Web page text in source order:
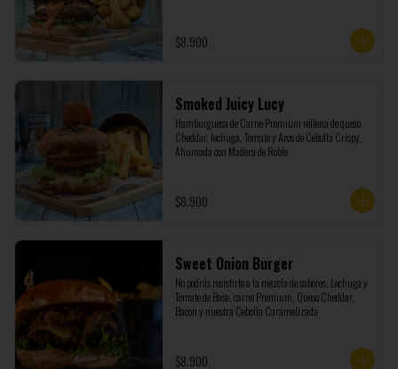
$8.900
Smoked Juicy Lucy
Hamburguesa de Carne Premium rellena de queso
Cheddar, lechuga, Tomate y Aros de Cebolla Crispy,
Ahumada con Madera de Roble
$8.900
Sweet Onion Burger
No podrás resistirte a la mezcla de sabores, Lechuga y
Tomate de Base, carne Premium, Queso Cheddar,
Bacon y nuestra Cebolla Caramelizada
$8.900